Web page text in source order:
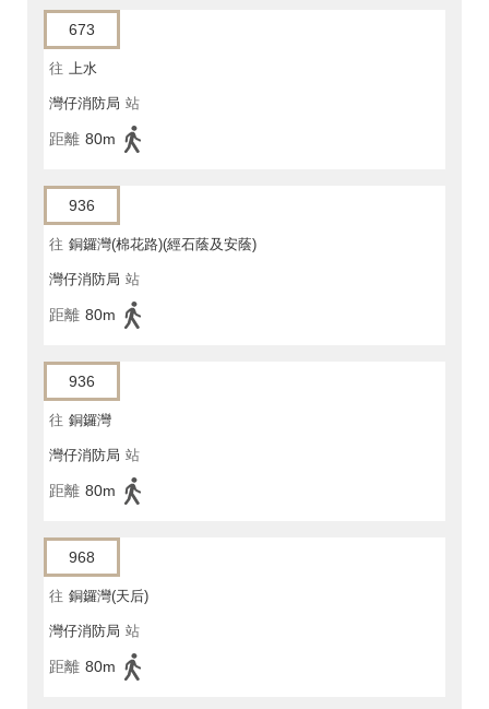
673
往 上水
灣仔消防局 站
距離 80m
936
往 銅鑼灣(棉花路)(經石蔭及安蔭)
灣仔消防局 站
距離 80m
936
往 銅鑼灣
灣仔消防局 站
距離 80m
968
往 銅鑼灣(天后)
灣仔消防局 站
距離 80m